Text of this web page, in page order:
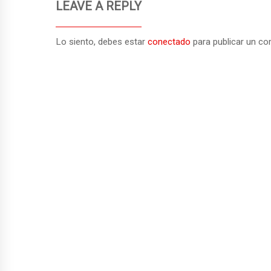
a
r
t
LEAVE A REPLY
Lo siento, debes estar conectado para publicar un